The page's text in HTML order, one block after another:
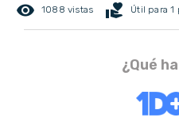
remove_red_eye 1088 vistas volunteer_activism Útil para 1
¿Qué